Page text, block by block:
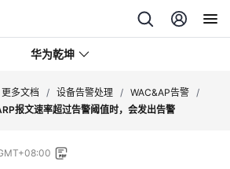
华为乾坤
更多文档 / 设备告警处理 / WAC&AP告警 /
报文速率超过告警阈值时，会发出告警